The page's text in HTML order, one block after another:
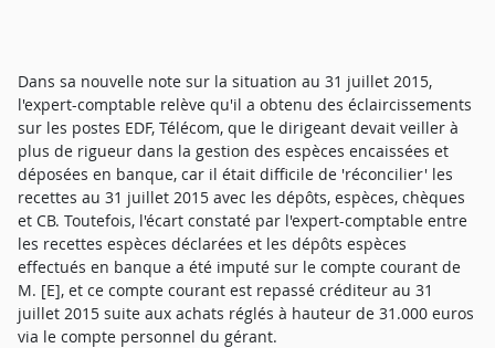
Dans sa nouvelle note sur la situation au 31 juillet 2015,
l'expert-comptable relève qu'il a obtenu des éclaircissements
sur les postes EDF, Télécom, que le dirigeant devait veiller à
plus de rigueur dans la gestion des espèces encaissées et
déposées en banque, car il était difficile de 'réconcilier' les
recettes au 31 juillet 2015 avec les dépôts, espèces, chèques
et CB. Toutefois, l'écart constaté par l'expert-comptable entre
les recettes espèces déclarées et les dépôts espèces
effectués en banque a été imputé sur le compte courant de
M. [E], et ce compte courant est repassé créditeur au 31
juillet 2015 suite aux achats réglés à hauteur de 31.000 euros
via le compte personnel du gérant.